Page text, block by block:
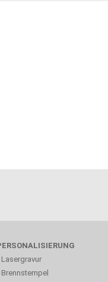
Lasergravur
Brennstempel